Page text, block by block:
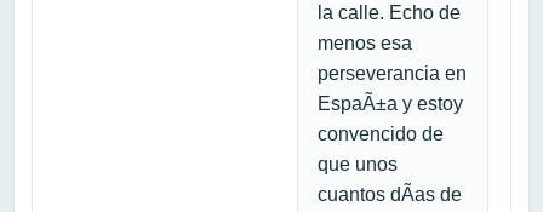
la calle. Echo de
menos esa
perseverancia en
EspaÃ±a y estoy
convencido de
que unos
cuantos dÃ­as de